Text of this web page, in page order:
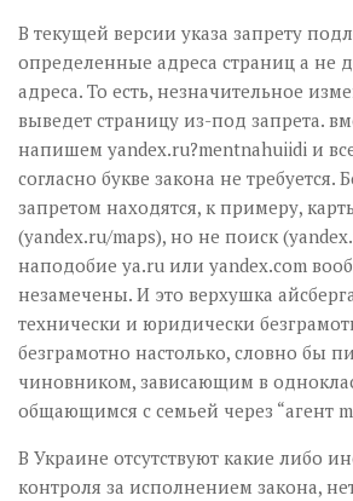
В текущей версии указа запрету
определенные адреса страниц а не
адреса. То есть, незначительное
выведет страницу из-под запрета.
напишем yandex.ru?mentnahuiidi и
согласно букве закона не требуется.
запретом находятся, к примеру,
(yandex.ru/maps), но не поиск
наподобие ya.ru или yandex.com
незамечены. И это верхушка
технически и юридически
безграмотно настолько, словно бы
чиновником, зависающим в
общающимся с семьей через “агент
В Украине отсутствуют какие либо
контроля за исполнением закона,